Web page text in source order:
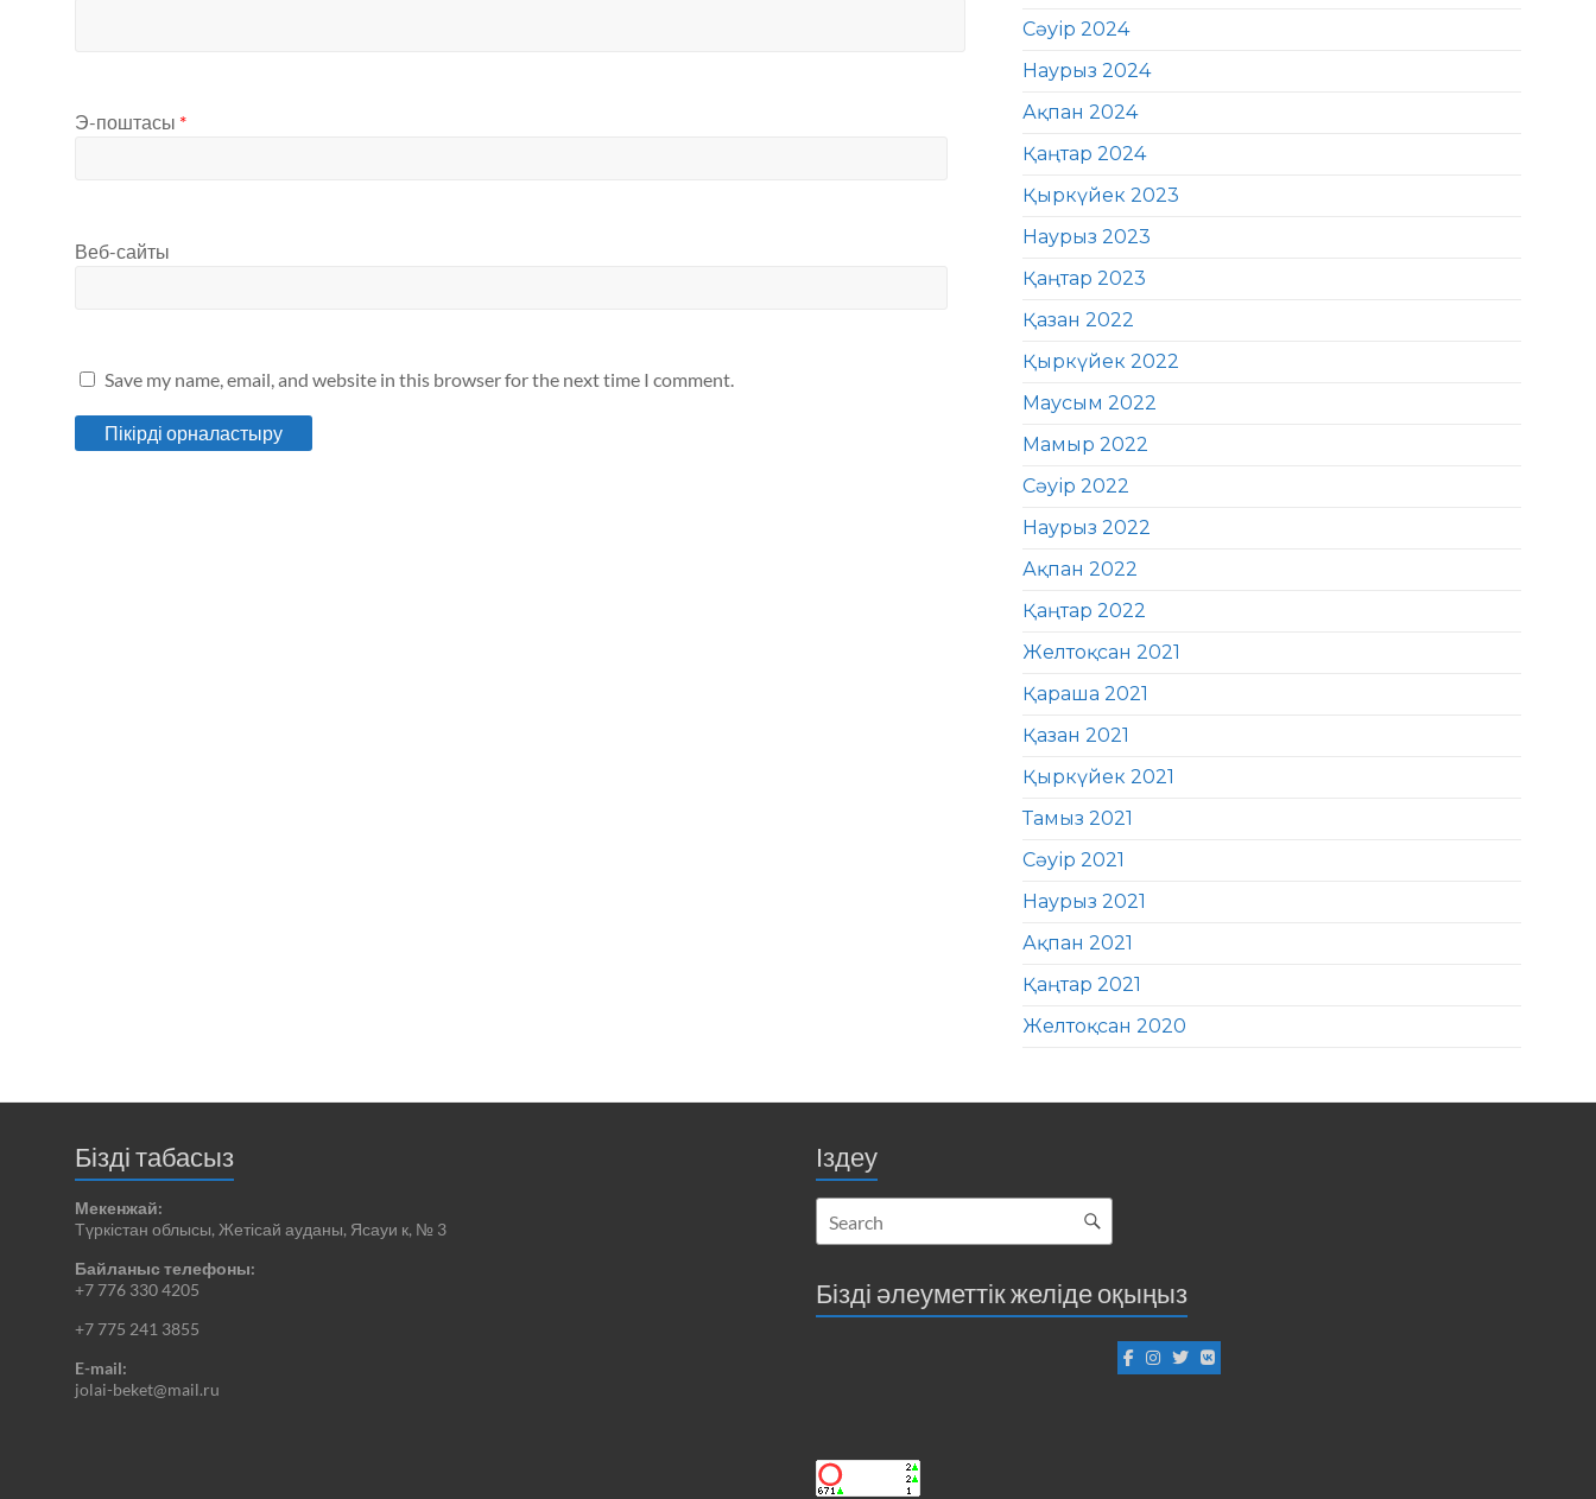
Э-поштасы *
Веб-сайты
Save my name, email, and website in this browser for the next time I comment.
Сәуір 2024
Наурыз 2024
Ақпан 2024
Қаңтар 2024
Қыркүйек 2023
Наурыз 2023
Қаңтар 2023
Қазан 2022
Қыркүйек 2022
Маусым 2022
Мамыр 2022
Сәуір 2022
Наурыз 2022
Ақпан 2022
Қаңтар 2022
Желтоқсан 2021
Қараша 2021
Қазан 2021
Қыркүйек 2021
Тамыз 2021
Сәуір 2021
Наурыз 2021
Ақпан 2021
Қаңтар 2021
Желтоқсан 2020
Бізді табасыз
Мекенжай:
Түркістан облысы, Жетісай ауданы, Ясауи к, № 3
Байланыс телефоны:
+7 776 330 4205
+7 775 241 3855
E-mail:
jolai-beket@mail.ru
Іздеу
Бізді әлеуметтік желіде оқыңыз